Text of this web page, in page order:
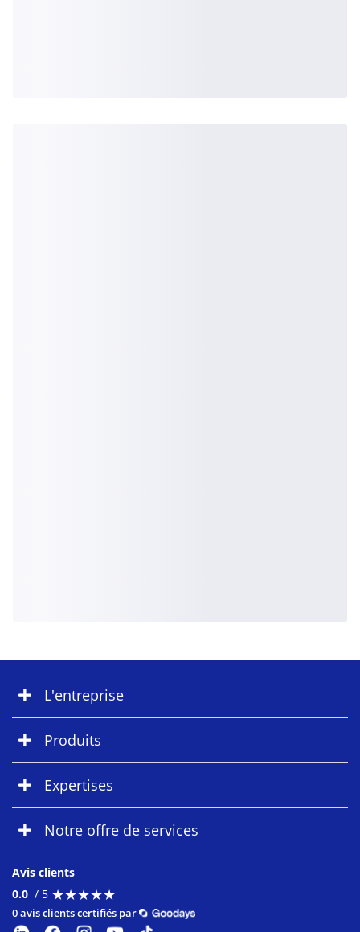
L'entreprise
Produits
Expertises
Notre offre de services
Avis clients
0.0 / 5 ★★★★★
★★★★★
0 avis clients certifiés par